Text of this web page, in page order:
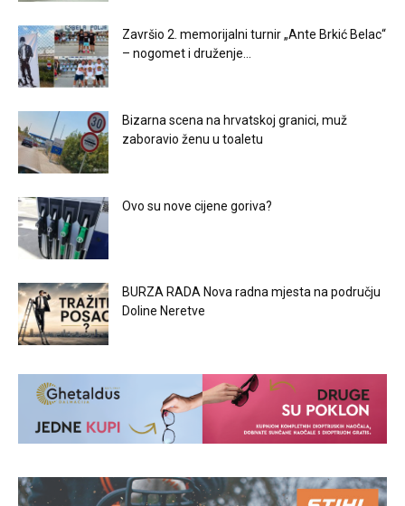
Završio 2. memorijalni turnir „Ante Brkić Belac“
– nogomet i druženje...
Bizarna scena na hrvatskoj granici, muž
zaboravio ženu u toaletu
Ovo su nove cijene goriva?
BURZA RADA Nova radna mjesta na području
Doline Neretve